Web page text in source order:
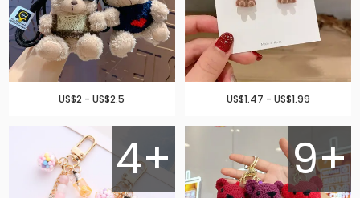
US$1.47 - US$1.99
US$2 - US$2.5
9+
4+